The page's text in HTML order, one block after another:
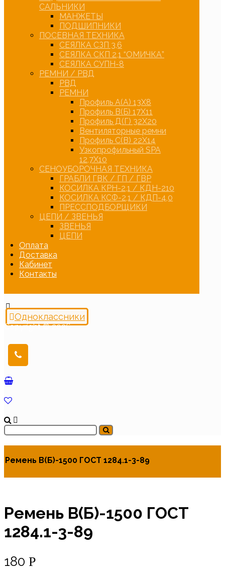
САЛЬНИКИ
МАНЖЕТЫ
ПОДШИПНИКИ
ПОСЕВНАЯ ТЕХНИКА
СЕЯЛКА СЗП 3,6
СЕЯЛКА СКП 2,1 “ОМИЧКА”
СЕЯЛКА СУПН-8
РЕМНИ / РВД
РВД
РЕМНИ
Профиль А(А) 13Х8
Профиль В(Б) 17Х11
Профиль Д(Г) 32Х20
Вентиляторные ремни
Профиль С(В) 22Х14
Узкопрофильный SPA
12,7Х10
СЕНОУБОРОЧНАЯ ТЕХНИКА
ГРАБЛИ ГВК / ГП / ГВР
КОСИЛКА КРН-2,1 / КДН-210
КОСИЛКА КСФ-2,1 / КДП-4,0
ПРЕССПОДБОРЩИКИ
ЦЕПИ / ЗВЕНЬЯ
ЗВЕНЬЯ
ЦЕПИ
Оплата
Доставка
Кабинет
Контакты
Одноклассники
Copyright © 2026
Ремень В(Б)-1500 ГОСТ 1284.1-3-89
Ремень В(Б)-1500 ГОСТ
1284.1-3-89
180 Р